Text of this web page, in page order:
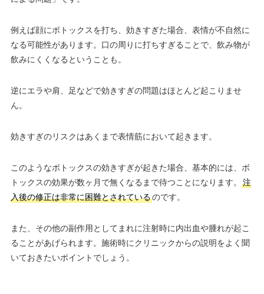
例えば顔にボトックスを打ち、効きすぎた場合、表情が不自然に
なる可能性があります。口の周りに打ちすぎることで、飲み物が
飲みにくくなるということも。
逆にエラや肩、足などで効きすぎの問題はほとんど起こりませ
ん。
効きすぎのリスクはあくまで表情筋において起きます。
このようなボトックスの効きすぎが起きた場合、基本的には、ボ
トックスの効果が数ヶ月で無くなるまで待つことになります。
注
入後の修正は非常に困難とされているのです。
また、その他の副作用としてまれに注射時に内出血や腫れが起こ
ることがあげられます。施術時にクリニックからの説明をよく聞
いておきたいポイントでしょう。